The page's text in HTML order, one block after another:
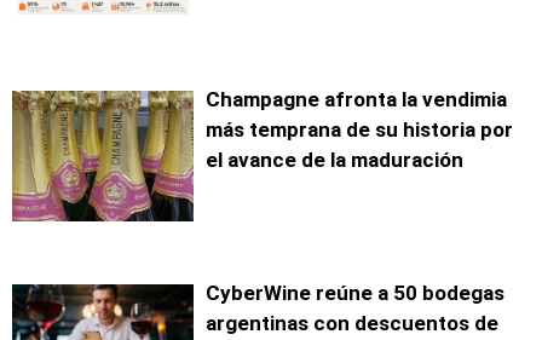
Champagne afronta la vendimia
más temprana de su historia por
el avance de la maduración
CyberWine reúne a 50 bodegas
argentinas con descuentos de